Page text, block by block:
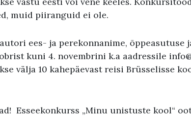
muid piiranguid ei ole.
ees- ja perekonnanime,
kuni 4. novembrini k.a aadressile
välja 10 kahepäevast reisi Brüsselisse
Esseekonkurss „Minu unistuste kool“